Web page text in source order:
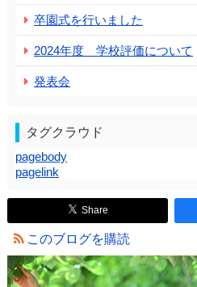
卒園式を行いました
2024年度 学校評価について
発表会
タグクラウド
pagebody
pagelink
Share
このブログを購読